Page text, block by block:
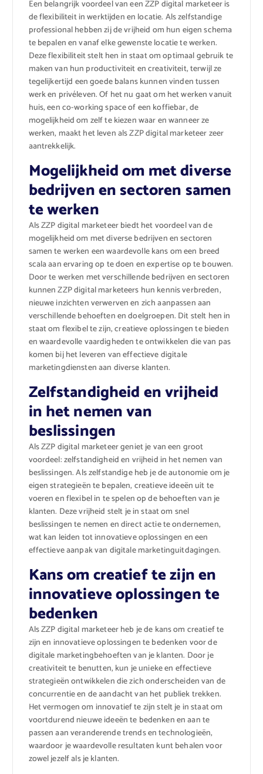
Een belangrijk voordeel van een ZZP digital marketeer is
de flexibiliteit in werktijden en locatie. Als zelfstandige
professional hebben zij de vrijheid om hun eigen schema
te bepalen en vanaf elke gewenste locatie te werken.
Deze flexibiliteit stelt hen in staat om optimaal gebruik te
maken van hun productiviteit en creativiteit, terwijl ze
tegelijkertijd een goede balans kunnen vinden tussen
werk en privéleven. Of het nu gaat om het werken vanuit
huis, een co-working space of een koffiebar, de
mogelijkheid om zelf te kiezen waar en wanneer ze
werken, maakt het leven als ZZP digital marketeer zeer
aantrekkelijk.
Mogelijkheid om met diverse
bedrijven en sectoren samen
te werken
Als ZZP digital marketeer biedt het voordeel van de
mogelijkheid om met diverse bedrijven en sectoren
samen te werken een waardevolle kans om een breed
scala aan ervaring op te doen en expertise op te bouwen.
Door te werken met verschillende bedrijven en sectoren
kunnen ZZP digital marketeers hun kennis verbreden,
nieuwe inzichten verwerven en zich aanpassen aan
verschillende behoeften en doelgroepen. Dit stelt hen in
staat om flexibel te zijn, creatieve oplossingen te bieden
en waardevolle vaardigheden te ontwikkelen die van pas
komen bij het leveren van effectieve digitale
marketingdiensten aan diverse klanten.
Zelfstandigheid en vrijheid
in het nemen van
beslissingen
Als ZZP digital marketeer geniet je van een groot
voordeel: zelfstandigheid en vrijheid in het nemen van
beslissingen. Als zelfstandige heb je de autonomie om je
eigen strategieën te bepalen, creatieve ideeën uit te
voeren en flexibel in te spelen op de behoeften van je
klanten. Deze vrijheid stelt je in staat om snel
beslissingen te nemen en direct actie te ondernemen,
wat kan leiden tot innovatieve oplossingen en een
effectieve aanpak van digitale marketinguitdagingen.
Kans om creatief te zijn en
innovatieve oplossingen te
bedenken
Als ZZP digital marketeer heb je de kans om creatief te
zijn en innovatieve oplossingen te bedenken voor de
digitale marketingbehoeften van je klanten. Door je
creativiteit te benutten, kun je unieke en effectieve
strategieën ontwikkelen die zich onderscheiden van de
concurrentie en de aandacht van het publiek trekken.
Het vermogen om innovatief te zijn stelt je in staat om
voortdurend nieuwe ideeën te bedenken en aan te
passen aan veranderende trends en technologieën,
waardoor je waardevolle resultaten kunt behalen voor
zowel jezelf als je klanten.